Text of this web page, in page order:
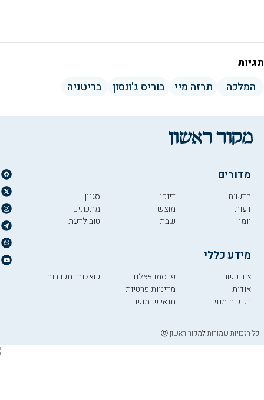
תגיות
המלכה תרזה מיי בוריס ג'ונסון בריטניה
מדורים
חדשות
דעות
יומן
דיוקן
מוצש
שבת
סגנון
מתכונים
טוב לדעת
מידע כללי
צור קשר
אודות
רכישת מנוי
פרסמו אצלנו
מדיניות פרטיות
תנאי שימוש
שאלות ותשובות
כל הזכויות שמורות למקור ראשון ⓒ